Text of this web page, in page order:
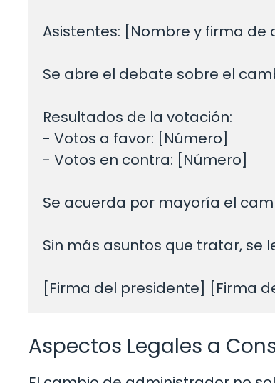
Asistentes: [Nombre y firma
Se abre el debate sobre el
Resultados de la votación:
- Votos a favor: [Número]
- Votos en contra: [Número]
Se acuerda por mayoría el
Sin más asuntos que tratar, se
Aspectos Legales a